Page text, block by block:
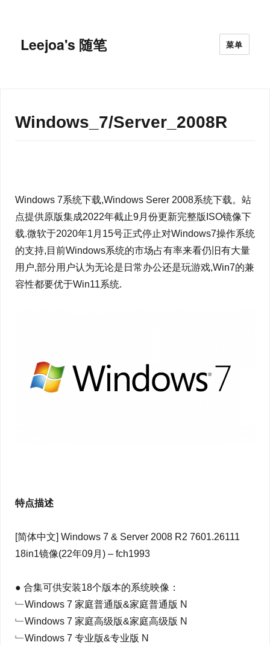
Leejoa's 随笔 菜单
Windows_7/Server_2008R
Windows 7系统下载,Windows Serer 2008系统下载。站
点提供原版集成2022年截止9月份更新完整版ISO镜像下
载.微软于2020年1月15号正式停止对Windows7操作系统
的支持,目前Windows系统的市场占有率来看仍旧有大量
用户,部分用户认为无论是日常办公还是玩游戏,Win7的兼
容性都要优于Win11系统.
特点描述
[简体中文] Windows 7 & Server 2008 R2 7601.26111
18in1镜像(22年09月) – fch1993
● 合集可供安装18个版本的系统映像：
﹂Windows 7 家庭普通版&家庭普通版 N
﹂Windows 7 家庭高级版&家庭高级版 N
﹂Windows 7 专业版&专业版 N